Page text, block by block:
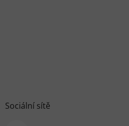
Sociální sítě